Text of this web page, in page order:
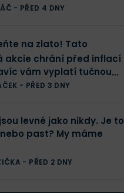
- PŘED 4 DNY
na zlato! Tato
akcie chrání před inflací
vám vyplatí tučnou
- PŘED 3 DNY
levné jako nikdy. Je to
past? My máme
- PŘED 2 DNY